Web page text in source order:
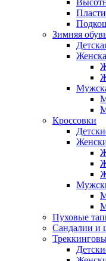
Зимняя
Кроссовки
Пуховые
Сандалии и